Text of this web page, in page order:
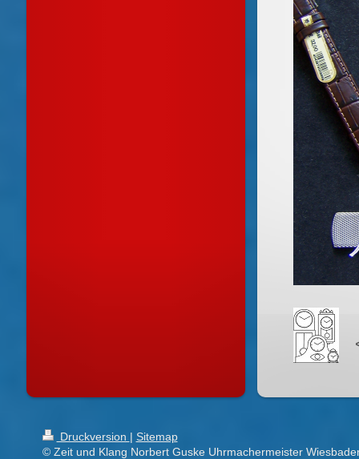
Druckversion | Sitemap
© Zeit und Klang Norbert Guske Uhrmachermeister